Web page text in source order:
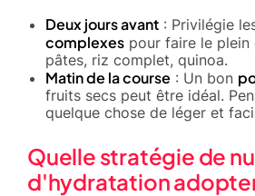
Deux jours avant : Privilégie
complexes pour faire le plein
pâtes, riz complet, quinoa.
Matin de la course : Un bon
fruits secs peut être idéal.
quelque chose de léger et
Quelle stratégie de
d'hydratation